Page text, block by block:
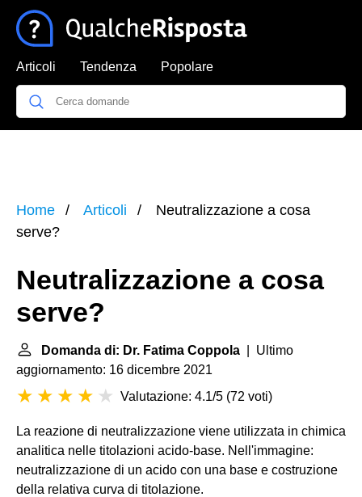
Articoli Tendenza Popolare
Home Articoli
Neutralizzazione a cosa
serve?
Neutralizzazione a cosa
serve?
Domanda di: Dr. Fatima Coppola | Ultimo
aggiornamento: 16 dicembre 2021
Valutazione: 4.1/5 (72 voti)
La reazione di neutralizzazione viene utilizzata in chimica
analitica nelle titolazioni acido-base. Nell'immagine:
neutralizzazione di un acido con una base e costruzione
della relativa curva di titolazione.